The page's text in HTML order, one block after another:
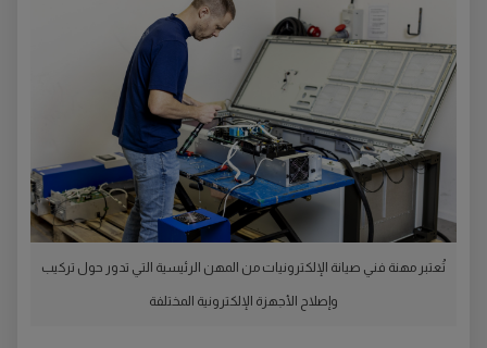
تُعتبر مهنة فني صيانة الإلكترونيات من المهن الرئيسية التي تدور حول تركيب
وإصلاح الأجهزة الإلكترونية المختلفة